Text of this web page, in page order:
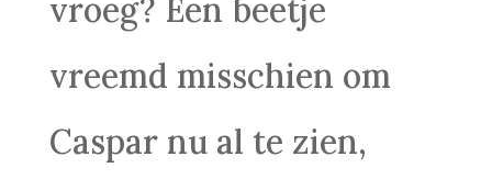
vroeg? Een beetje
vreemd misschien om
Caspar nu al te zien,